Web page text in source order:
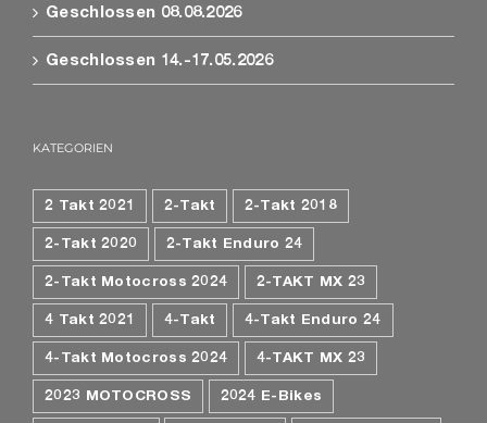
Geschlossen 08.08.2026
Geschlossen 14.-17.05.2026
KATEGORIEN
2 Takt 2021 2-Takt 2-Takt 2018
2-Takt 2020 2-Takt Enduro 24
2-Takt Motocross 2024 2-TAKT MX 23
4 Takt 2021 4-Takt 4-Takt Enduro 24
4-Takt Motocross 2024 4-TAKT MX 23
2023 MOTOCROSS 2024 E-Bikes